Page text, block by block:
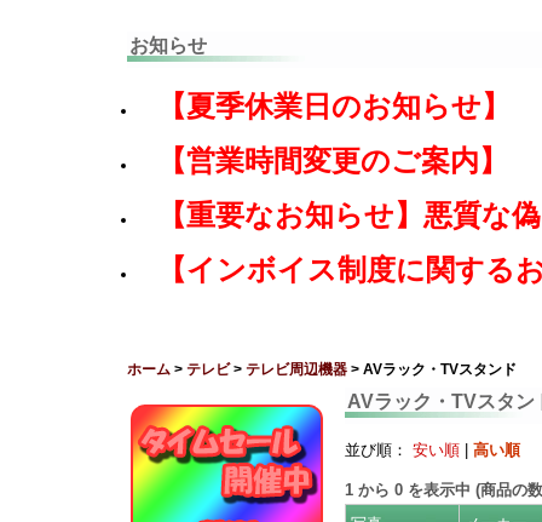
お知らせ
【夏季休業日のお知らせ】
【営業時間変更のご案内】
【重要なお知らせ】悪質な
【インボイス制度に関する
ホーム > テレビ> テレビ周辺機器 > AVラック・TVスタンド
AVラック・TVスタン
並び順： 安い順 高い順
1 から 0 を表示中 (商品の